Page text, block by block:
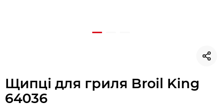
Щипці для гриля Broil King
64036